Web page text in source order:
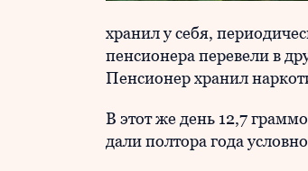
хранил у себя,
пенсионера перевели в
Пенсионер хранил
В этот же день 12,7
дали полтора года